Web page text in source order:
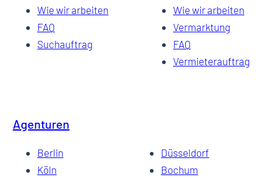
Wie wir arbeiten
FAQ
Suchauftrag
Wie wir arbeiten
Vermarktung
FAQ
Vermieterauftrag
Agenturen
Berlin
Düsseldorf
Köln
Bochum